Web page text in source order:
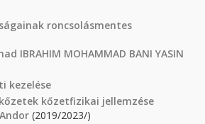
roncsolásmentes
IBRAHIM MOHAMMAD BANI YASIN
kezelése
kőzetfizikai jellemzése
(2019/2023/)